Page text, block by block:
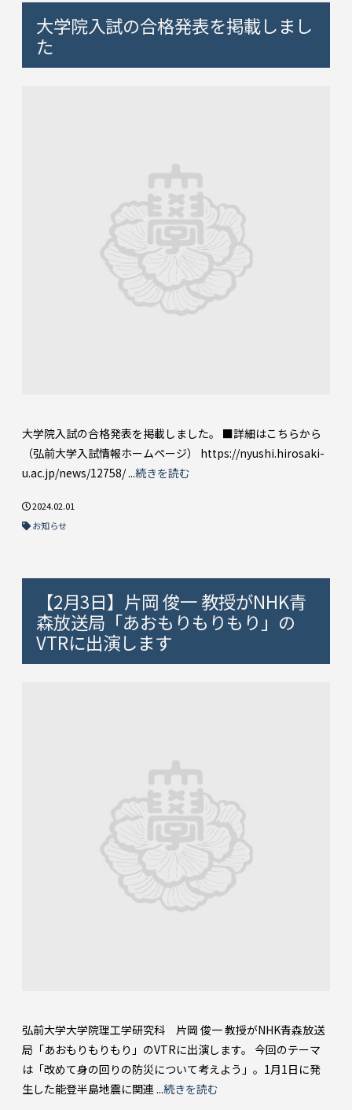
大学院入試の合格発表を掲載しまし
た
大学院入試の合格発表を掲載しました。 ■詳細はこちらから
（弘前大学入試情報ホームページ） https://nyushi.hirosaki-
u.ac.jp/news/12758/ ...続きを読む
2024.02.01
お知らせ
【2月3日】片岡 俊一 教授がNHK青
森放送局「あおもりもりもり」の
VTRに出演します
弘前大学大学院理工学研究科 片岡 俊一 教授がNHK青森放送
局「あおもりもりもり」のVTRに出演します。 今回のテーマ
は「改めて身の回りの防災について考えよう」。1月1日に発
生した能登半島地震に関連 ...続きを読む